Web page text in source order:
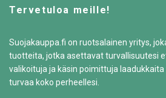
Tervetuloa meille!
Suojakauppa.fi on ruotsalainen yritys,
tuotteita, jotka asettavat turvallisuutesi
valikoituja ja käsin poimittuja
turvaa koko perheellesi.